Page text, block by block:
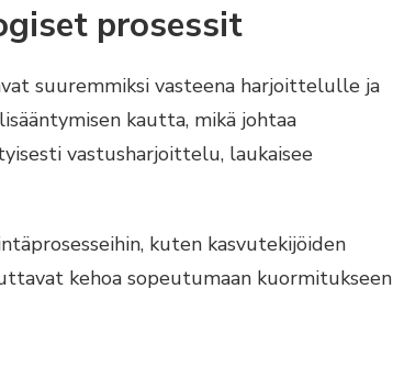
prosessit
suuremmiksi vasteena harjoittelulle ja
kautta, mikä johtaa
vastusharjoittelu, laukaisee
kuten kasvutekijöiden
kehoa sopeutumaan kuormitukseen